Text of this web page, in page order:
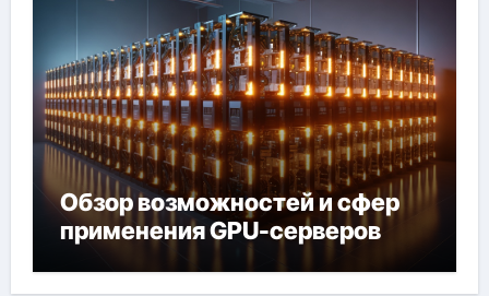
Обзор возможностей и сфер
применения GPU-серверов